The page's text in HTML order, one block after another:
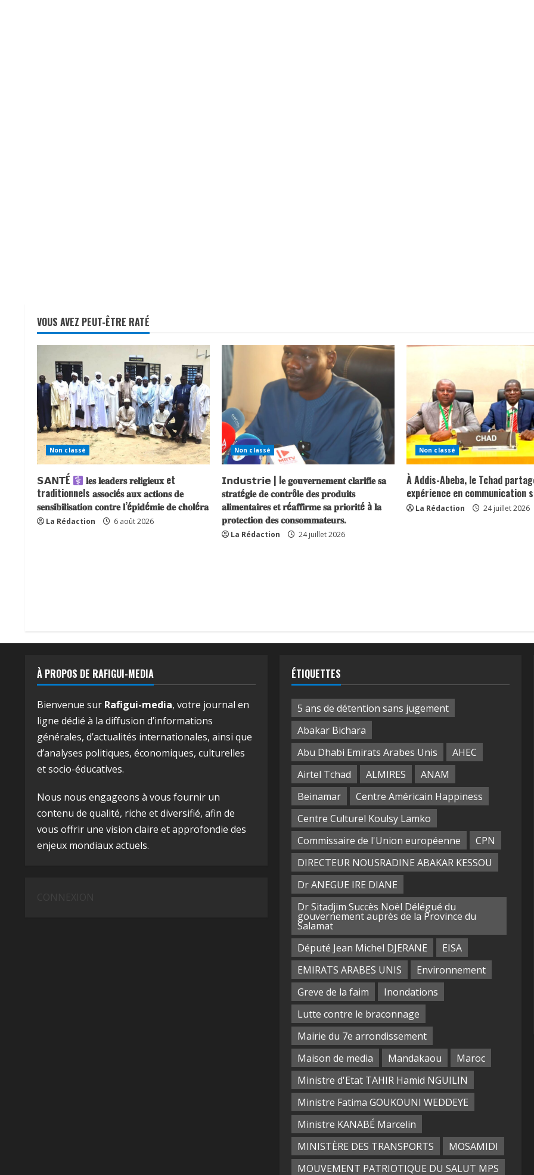
VOUS AVEZ PEUT-ÊTRE RATÉ
Non classé
𝗦𝗔𝗡𝗧É
𝐥𝐞𝐬 𝐥𝐞𝐚𝐝𝐞𝐫𝐬 𝐫𝐞𝐥𝐢𝐠𝐢𝐞𝐮𝐱 et
traditionnels 𝐚𝐬𝐬𝐨𝐜𝐢é𝐬 𝐚𝐮𝐱 𝐚𝐜𝐭𝐢𝐨𝐧𝐬 𝐝𝐞
𝐬𝐞𝐧𝐬𝐢𝐛𝐢𝐥𝐢𝐬𝐚𝐭𝐢𝐨𝐧 𝐜𝐨𝐧𝐭𝐫𝐞 𝐥’é𝐩𝐢𝐝é𝐦𝐢𝐞 𝐝𝐞 𝐜𝐡𝐨𝐥é𝐫𝐚
La Rédaction 6 août 2026
Non classé
𝗜𝗻𝗱𝘂𝘀𝘁𝗿𝗶𝗲 | l𝐞 𝐠𝐨𝐮𝐯𝐞𝐫𝐧𝐞𝐦𝐞𝐧𝐭 𝐜𝐥𝐚𝐫𝐢𝐟𝐢𝐞 𝐬𝐚
𝐬𝐭𝐫𝐚𝐭é𝐠𝐢𝐞 𝐝𝐞 𝐜𝐨𝐧𝐭𝐫ô𝐥𝐞 𝐝𝐞𝐬 𝐩𝐫𝐨𝐝𝐮𝐢𝐭𝐬
𝐚𝐥𝐢𝐦𝐞𝐧𝐭𝐚𝐢𝐫𝐞𝐬 𝐞𝐭 𝐫é𝐚𝐟𝐟𝐢𝐫𝐦𝐞 𝐬𝐚 𝐩𝐫𝐢𝐨𝐫𝐢𝐭é à 𝐥𝐚
𝐩𝐫𝐨𝐭𝐞𝐜𝐭𝐢𝐨𝐧 𝐝𝐞𝐬 𝐜𝐨𝐧𝐬𝐨𝐦𝐦𝐚𝐭𝐞𝐮𝐫𝐬.
La Rédaction 24 juillet 2026
Non classé
À Addis-Abeba, le Tchad
expérience en communication
La Rédaction 24 juillet 2026
À PROPOS DE RAFIGUI-MEDIA
Bienvenue sur Rafigui-media, votre journal en
ligne dédié à la diffusion d’informations
générales, d’actualités internationales, ainsi que
d’analyses politiques, économiques, culturelles
et socio-éducatives.
Nous nous engageons à vous fournir un
contenu de qualité, riche et diversifié, afin de
vous offrir une vision claire et approfondie des
enjeux mondiaux actuels.
ÉTIQUETTES
5 ans de détention sans jugement
Abakar Bichara
Abu Dhabi Emirats Arabes Unis
AHEC
Airtel Tchad
ALMIRES
ANAM
Beinamar
Centre Américain Happiness
Centre Culturel Koulsy Lamko
Commissaire de l'Union européenne
CPN
DIRECTEUR NOUSRADINE ABAKAR KESSOU
Dr ANEGUE IRE DIANE
Dr Sitadjim Succès Noël Délégué du
gouvernement auprès de la Province du
Salamat
Député Jean Michel DJERANE
EISA
EMIRATS ARABES UNIS
Environnement
Greve de la faim
Inondations
Lutte contre le braconnage
Mairie du 7e arrondissement
Maison de media
Mandakaou
Maroc
Ministre d'Etat TAHIR Hamid NGUILIN
Ministre Fatima GOUKOUNI WEDDEYE
Ministre KANABÉ Marcelin
MINISTÈRE DES TRANSPORTS
MOSAMIDI
MOUVEMENT PATRIOTIQUE DU SALUT MPS